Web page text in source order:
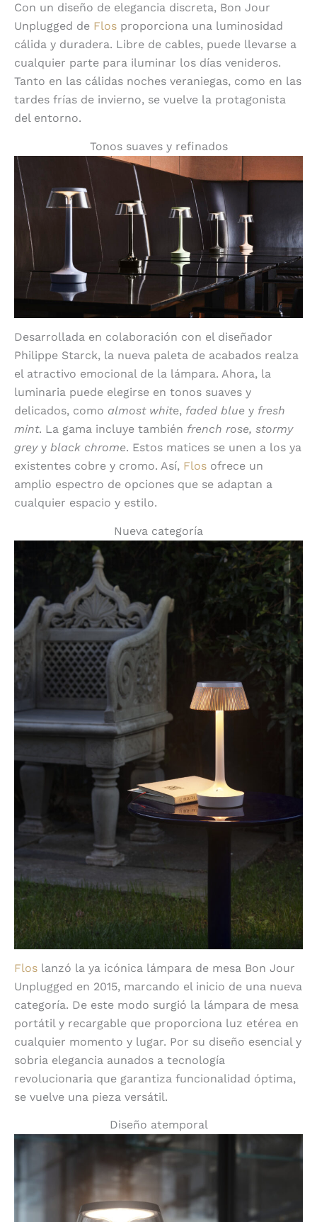
Con un diseño de elegancia discreta, Bon Jour
Unplugged de Flos proporciona una luminosidad
cálida y duradera. Libre de cables, puede llevarse a
cualquier parte para iluminar los días venideros.
Tanto en las cálidas noches veraniegas, como en las
tardes frías de invierno, se vuelve la protagonista
del entorno.
Tonos suaves y refinados
Desarrollada en colaboración con el diseñador
Philippe Starck, la nueva paleta de acabados realza
el atractivo emocional de la lámpara. Ahora, la
luminaria puede elegirse en tonos suaves y
delicados, como almost white, faded blue y fresh
mint. La gama incluye también french rose, stormy
grey y black chrome. Estos matices se unen a los ya
existentes cobre y cromo. Así, Flos ofrece un
amplio espectro de opciones que se adaptan a
cualquier espacio y estilo.
Nueva categoría
Flos lanzó la ya icónica lámpara de mesa Bon Jour
Unplugged en 2015, marcando el inicio de una nueva
categoría. De este modo surgió la lámpara de mesa
portátil y recargable que proporciona luz etérea en
cualquier momento y lugar. Por su diseño esencial y
sobria elegancia aunados a tecnología
revolucionaria que garantiza funcionalidad óptima,
se vuelve una pieza versátil.
Diseño atemporal